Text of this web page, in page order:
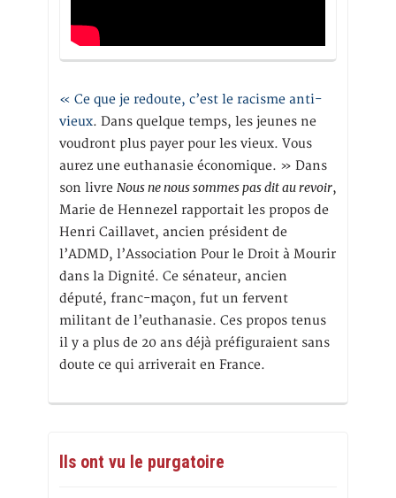
« Ce que je redoute, c’est le racisme anti-
vieux. Dans quelque temps, les jeunes ne
voudront plus payer pour les vieux. Vous
aurez une euthanasie économique. » Dans
son livre Nous ne nous sommes pas dit au revoir,
Marie de Hennezel rapportait les propos de
Henri Caillavet, ancien président de
l’ADMD, l’Association Pour le Droit à Mourir
dans la Dignité. Ce sénateur, ancien
député, franc-maçon, fut un fervent
militant de l’euthanasie. Ces propos tenus
il y a plus de 20 ans déjà préfiguraient sans
doute ce qui arriverait en France.
Ils ont vu le purgatoire